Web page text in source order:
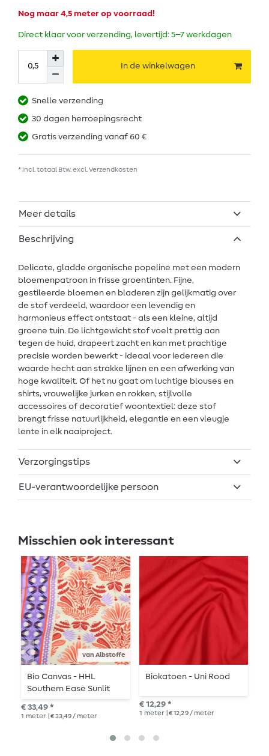
Nog maar 4,5 meter op voorraad!
Direct klaar voor verzending, levertijd: 5–7 werkdagen
In de winkelwagen
Snelle verzending
30 dagen herroepingsrecht
Gratis verzending vanaf 60 €
* incl. totaal Btw. excl. Verzendkosten
Meer details
Beschrijving
Delicate, gladde organische popeline met een modern
bloemenpatroon in frisse groentinten. Fijne,
gestileerde bloemen en bladeren zijn gelijkmatig over
de stof verdeeld, waardoor een levendig en
harmonieus effect ontstaat - als een kleine, altijd
groene tuin. De lichtgewicht stof voelt prettig aan
tegen de huid, drapeert zacht en kan met prachtige
precisie worden bewerkt - ideaal voor iedereen die
waarde hecht aan strakke lijnen en een afwerking van
hoge kwaliteit. Of het nu gaat om luchtige blouses en
shirts, vrouwelijke jurken en rokken, stijlvolle
accessoires of decoratief woontextiel: deze stof
brengt frisse natuurlijkheid, elegantie en een vleugje
lente in elk naaiproject.
Verzorgingstips
EU-verantwoordelijke persoon
Misschien ook interessant
van Albstoffe
Bio Canvas - HHL
Southern Ease Sunlit
Botanica Beige Rood
€ 33,49 *
1 meter | € 33,49 / meter
Biokatoen - Uni Rood
€ 12,29 *
1 meter | € 12,29 / meter